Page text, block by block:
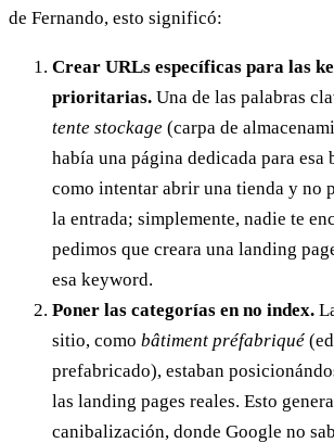
de Fernando, esto significó:
Crear URLs específicas para las
prioritarias. Una de las palabras
tente stockage (carpa de
había una página dedicada para esa
como intentar abrir una tienda y no
la entrada; simplemente, nadie te
pedimos que creara una landing
esa keyword.
Poner las categorías en no index.
sitio, como bâtiment préfabriqué
prefabricado), estaban
las landing pages reales. Esto
canibalización, donde Google no